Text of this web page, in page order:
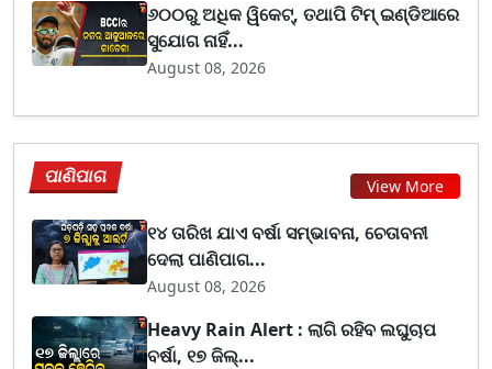
୬୦୦ରୁ ଅଧିକ ୱିକେଟ୍, ତଥାପି ଟିମ୍ ଇଣ୍ଡିଆରେ
ସୁଯୋଗ ନାହିଁ...
August 08, 2026
ପାଣିପାଗ View More
୧୪ ତାରିଖ ଯାଏ ବର୍ଷା ସମ୍ଭାବନା, ଚେତାବନୀ
ଦେଲା ପାଣିପାଗ...
August 08, 2026
Heavy Rain Alert : ଲାଗି ରହିବ ଲଘୁଚାପ
ବର୍ଷା, ୧୭ ଜିଲ୍...